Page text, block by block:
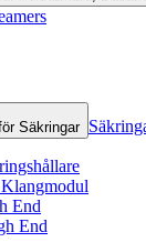
Säkringar
End
End